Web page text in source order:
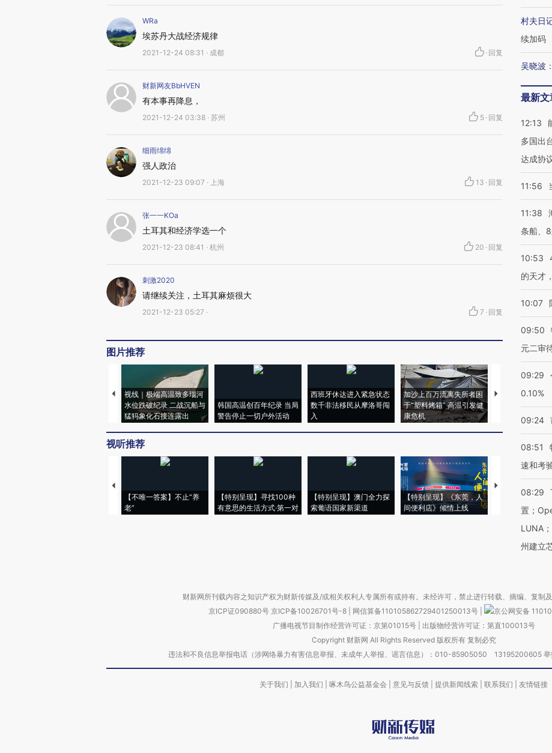
WRa
埃苏丹大战经济规律
2021-12-24 08:31 · 成都 · 回复
财新网友BbHVEN
有本事再降息，
2021-12-24 03:38 · 苏州 5 · 回复
细雨绵绵
强人政治
2021-12-23 09:07 · 上海 13 · 回复
张一一KOa
土耳其和经济学选一个
2021-12-23 08:41 · 杭州 20 · 回复
刺激2020
请继续关注，土耳其麻烦很大
2021-12-23 05:27 · 7 · 回复
图片推荐
视线｜极端高温致多瑙河
水位跌破纪录 二战沉船与
猛犸象化石接连露出
韩国高温创百年纪录 当局
警告停止一切户外活动
西班牙休达进入紧急状态
数千非法移民从摩洛哥闯
入
加沙上百万流离失所者困
于“塑料烤箱” 高温引发健
康危机
视线｜HYROX的
术：是什么让中
心“花钱找虐”？
视听推荐
【不唯一答案】不止“养
老”
【特别呈现】寻找100种
有意思的生活方式·第一对
【特别呈现】澳门全力探
索葡语国家新渠道
【特别呈现】《东莞，人
间便利店》倾情上线
【推广】走进第
会，让数智科技“
村夫日
续加码
吴晓波 ：
最新文
12:13
多国出
达成协
11:56
11:38
条船、
10:53
的天才
10:07
09:50
元二审
09:29
0.10%
09:24
08:51
速和考
08:29
置；
LUNA
州建立
财新网所刊载内容之知识产权为财新传媒及/或相关权利人专属所有或持有。未经许可，禁止进行转载、摘编、复制及
京ICP证090880号 京ICP备10026701号-8 网信算备110105862729401250013号
京公网安备
广播电视节目制作经营许可证：京第01015号| 出版物经营许可证：第直100013号
Copyright 财新网 All Rights Reserved 版权所有 复制必究
违法和不良信息举报电话（涉网络暴力有害信息举报、未成年人举报、谣言信息）：010-85905050 13195200605
关于我们 加入我们 啄木鸟公益基金会 意见与反馈 提供新闻线索 联系我们 友情链接